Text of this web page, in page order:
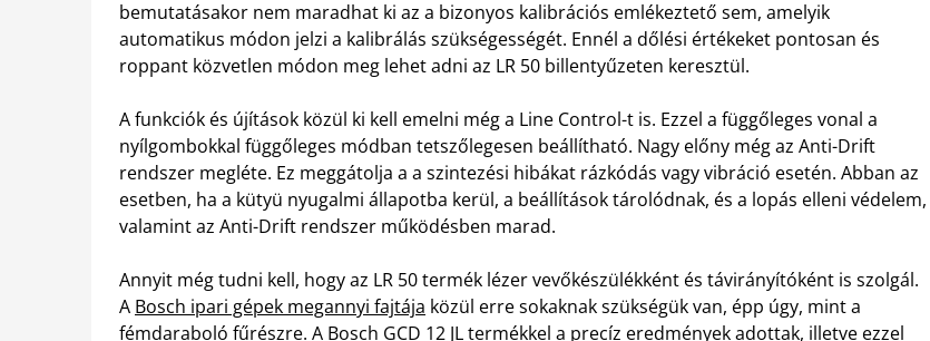
bemutatásakor nem maradhat ki az a bizonyos kalibrációs emlékeztető sem, amelyik
automatikus módon jelzi a kalibrálás szükségességét. Ennél a dőlési értékeket pontosan és
roppant közvetlen módon meg lehet adni az LR 50 billentyűzeten keresztül.
A funkciók és újítások közül ki kell emelni még a Line Control-t is. Ezzel a függőleges vonal a
nyílgombokkal függőleges módban tetszőlegesen beállítható. Nagy előny még az Anti-Drift
rendszer megléte. Ez meggátolja a a szintezési hibákat rázkódás vagy vibráció esetén. Abban az
esetben, ha a kütyü nyugalmi állapotba kerül, a beállítások tárolódnak, és a lopás elleni védelem,
valamint az Anti-Drift rendszer működésben marad.
Annyit még tudni kell, hogy az LR 50 termék lézer vevőkészülékként és távirányítóként is szolgál.
A Bosch ipari gépek megannyi fajtája közül erre sokaknak szükségük van, épp úgy, mint a
fémdaraboló fűrészre. A Bosch GCD 12 JL termékkel a precíz eredmények adottak, illetve ezzel